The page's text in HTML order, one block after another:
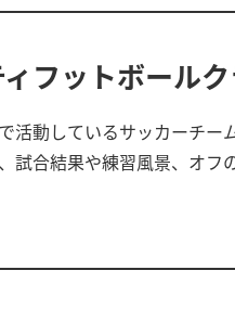
フットボール
活動しているサッカーチー
試合結果や練習風景、オフ